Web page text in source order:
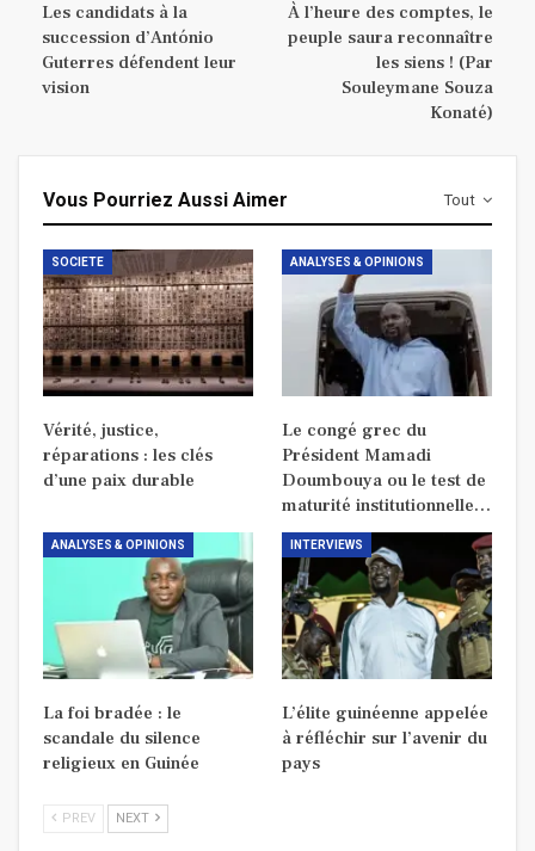
Les candidats à la
succession d’António
Guterres défendent leur
vision
À l’heure des comptes, le
peuple saura reconnaître
les siens ! (Par
Souleymane Souza
Konaté)
Tout
Vous Pourriez Aussi Aimer
SOCIETE
Vérité, justice,
réparations : les clés
d’une paix durable
ANALYSES & OPINIONS
Le congé grec du
Président Mamadi
Doumbouya ou le test de
maturité institutionnelle…
ANALYSES & OPINIONS
La foi bradée : le
scandale du silence
religieux en Guinée
INTERVIEWS
L’élite guinéenne appelée
à réfléchir sur l’avenir du
pays
PREV NEXT